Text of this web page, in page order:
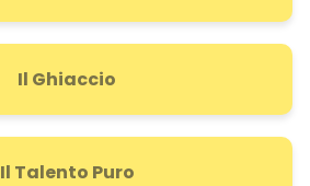
Il Ghiaccio
Il Talento Puro